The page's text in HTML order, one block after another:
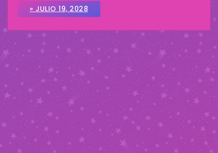
» JULIO 19, 2028